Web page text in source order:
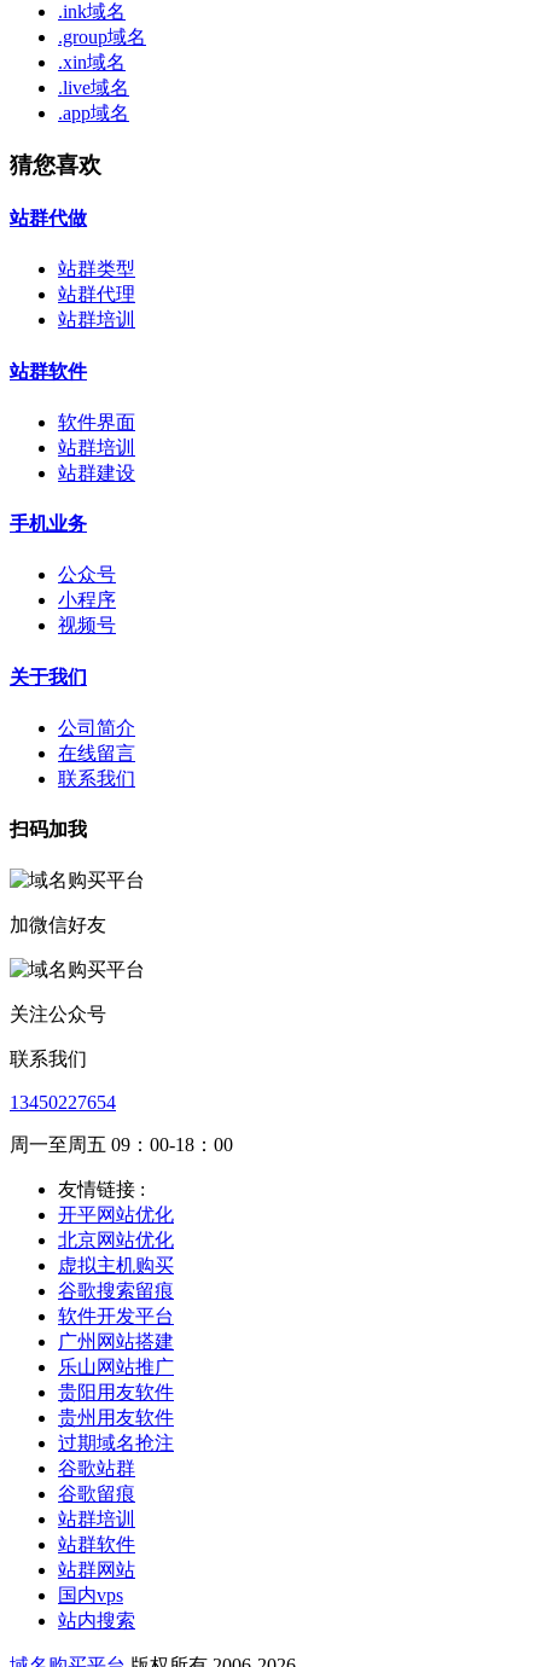
.ink域名
.group域名
.xin域名
.live域名
.app域名
猜您喜欢
站群代做
站群类型
站群代理
站群培训
站群软件
软件界面
站群培训
站群建设
手机业务
公众号
小程序
视频号
关于我们
公司简介
在线留言
联系我们
扫码加我
加微信好友
关注公众号
联系我们
13450227654
周一至周五 09：00-18：00
友情链接 :
开平网站优化
北京网站优化
虚拟主机购买
谷歌搜索留痕
软件开发平台
广州网站搭建
乐山网站推广
贵阳用友软件
贵州用友软件
过期域名抢注
谷歌站群
谷歌留痕
站群培训
站群软件
站群网站
国内vps
站内搜索